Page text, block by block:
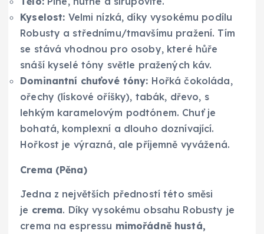
Kyselost: Velmi nízká, díky vysokému podílu
Robusty a střednímu/tmavšímu pražení. Tím
se stává vhodnou pro osoby, které hůře
snáší kyselé tóny světle pražených káv.
Dominantní chuťové tóny: Hořká čokoláda,
ořechy (lískové oříšky), tabák, dřevo, s
lehkým karamelovým podtónem. Chuť je
bohatá, komplexní a dlouho doznívající.
Hořkost je výrazná, ale příjemně vyvážená.
Crema (Pěna)
Jedna z největších předností této směsi
je crema. Díky vysokému obsahu Robusty je
crema na espressu mimořádně hustá,